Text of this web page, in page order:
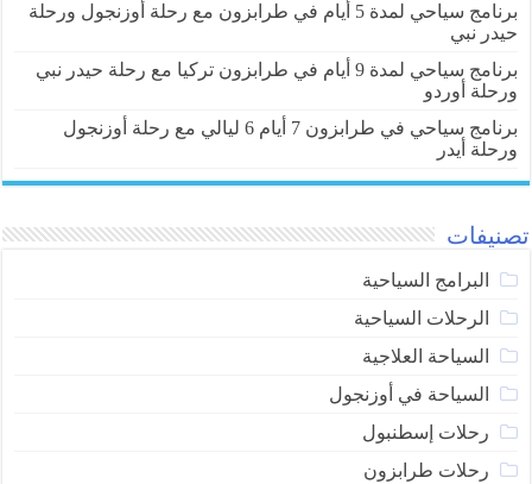
برنامج سياحي لمدة 5 أيام في طرابزون مع رحلة أوزنجول ورحلة
حيدر نبي
برنامج سياحي لمدة 9 أيام في طرابزون تركيا مع رحلة حيدر نبي
ورحلة أوردو
برنامج سياحي في طرابزون 7 أيام 6 ليالي مع رحلة أوزنجول
ورحلة أيدر
تصنيفات
البرامج السياحية
الرحلات السياحية
السياحة العلاجية
السياحة في أوزنجول
رحلات إسطنبول
رحلات طرابزون